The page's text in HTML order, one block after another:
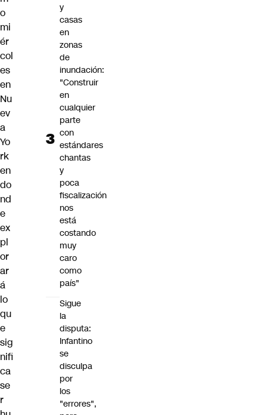
o
mi
ér
col
es
en
Nu
ev
a
Yo
rk
en
do
nd
e
ex
pl
or
ar
á
lo
qu
e
sig
nifi
ca
se
r
y
casas
en
zonas
de
inundación:
"Construir
en
cualquier
parte
con
estándares
chantas
y
poca
fiscalización
nos
está
costando
muy
caro
como
país"
Sigue
la
disputa:
Infantino
se
disculpa
por
los
"errores",